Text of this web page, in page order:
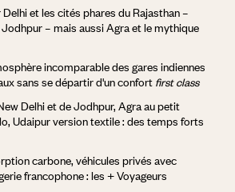
et les cités phares du Rajasthan –
– mais aussi Agra et le mythique
incomparable des gares indiennes
sans se départir d'un confort first class
Delhi et de Jodhpur, Agra au petit
Udaipur version textile : des temps forts
carbone, véhicules privés avec
francophone : les + Voyageurs